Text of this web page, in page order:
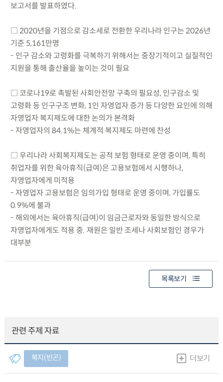
보고서를 발표하였다.
□ 2020년을 기점으로 감소세로 전환한 우리나라 인구는 2026년
기준 5,161만명
- 인구 감소와 고령화를 극복하기 위해서는 중장기적이고 실질적인
지원을 통해 출산율을 높이는 것이 필요
□ 코로나19로 촉발된 사회안전망 구축의 필요성, 인구감소 및
고령화 등 인구구조 변화, 1인 자영업자 증가 등 다양한 요인에 의해
자영업자 복지제도에 대한 논의가 본격화
- 자영업자의 84.1%는 체계적 복지제도 마련에 찬성
□ 우리나라 사회복지제도는 공적 보험 형태로 운영 중이며, 특히
취업자를 위한 육아휴직(급여)은 고용보험에서 시행하나,
자영업자에게 미적용
- 자영업자 고용보험은 임의가입 형태로 운영 중이며, 가입률도
0.9%에 불과
- 해외에서는 육아휴직(급여)이 임금근로자와 동일한 방식으로
자영업자에게도 적용 중. 재원은 일반 조세나 사회보험인 경우가
대부분
목록보기
관련 주제 자료
복지(빈곤) 더보기